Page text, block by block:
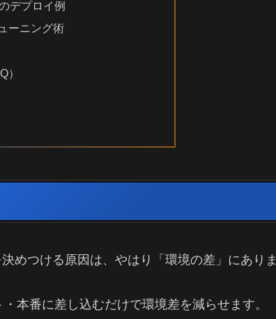
デプロイ例
ーニング術
）
めつける原因は、やはり「環境の差」にありま
本番に差し込むだけで環境差を減らせます。